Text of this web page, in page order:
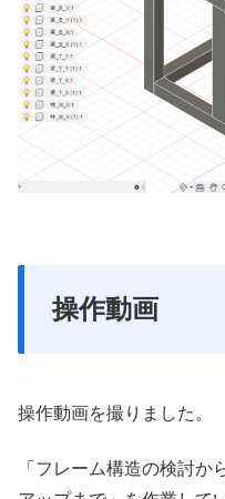
操作動画
操作動画を撮りました。
「フレーム構造の検討か